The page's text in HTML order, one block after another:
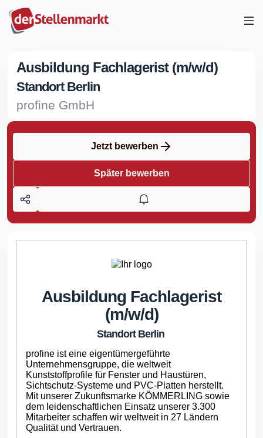
Ausbildung Fachlagerist (m/w/d)
Standort Berlin
profine GmbH
Jetzt bewerben
Später bewerben
Ausbildung Fachlagerist
(m/w/d)
Standort Berlin
profine ist eine eigentümergeführte
Unternehmensgruppe, die weltweit
Kunststoffprofile für Fenster und Haustüren,
Sichtschutz-Systeme und PVC-Platten herstellt.
Mit unserer Zukunftsmarke KÖMMERLING sowie
dem leidenschaftlichen Einsatz unserer 3.300
Mitarbeiter schaffen wir weltweit in 27 Ländern
Qualität und Vertrauen.